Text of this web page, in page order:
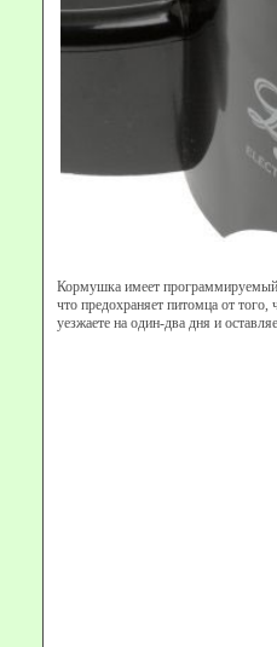
Кормушка имеет программируемый
что предохраняет питомца от
уезжаете на один-два дня и